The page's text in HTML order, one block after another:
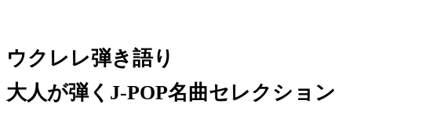
ウクレレ弾き語り
大人が弾くJ-POP名曲セレクション